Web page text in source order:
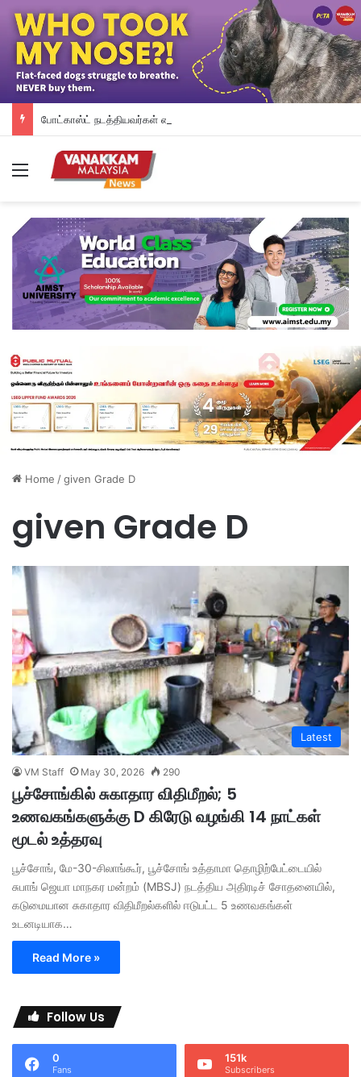
Menu
Home /given Grade D
given Grade D
Latest
VM Staff May 30, 2026 290
பூச்சோங்கில் சுகாதார விதிமீறல்; 5
உணவகங்களுக்கு D கிரேடு வழங்கி 14 நாட்கள்
மூடல் உத்தரவு
பூச்சோங், மே-30-சிலாங்கூர், பூச்சோங் உத்தாமா தொழிற்பேட்டையில்
சுபாங் ஜெயா மாநகர மன்றம் (MBSJ) நடத்திய அதிரடிச் சோதனையில்,
கடுமையான சுகாதார விதிமீறல்களில் ஈடுபட்ட 5 உணவகங்கள்
உடனடியாக…
Read More »
Follow Us
0
Fans
151k
Subscribers